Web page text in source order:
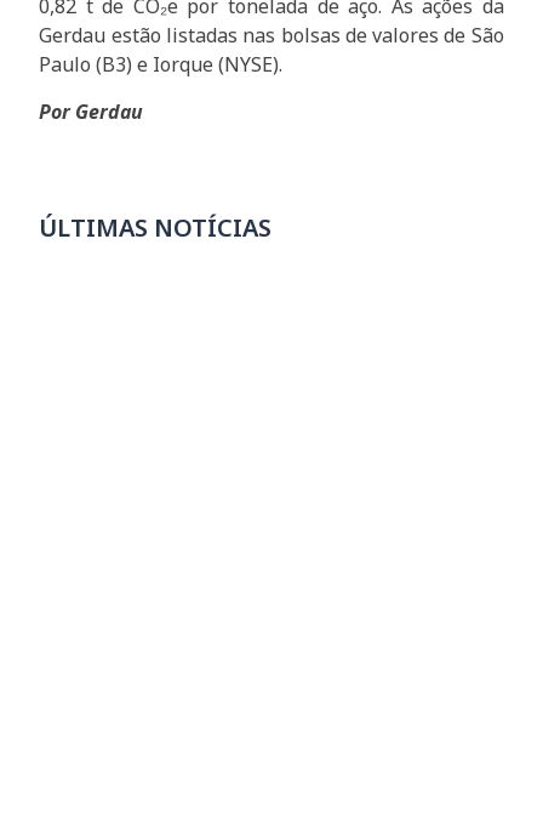
0,82 t de CO₂e por tonelada de aço. As ações da
Gerdau estão listadas nas bolsas de valores de São
Paulo (B3) e Iorque (NYSE).
Por Gerdau
ÚLTIMAS NOTÍCIAS